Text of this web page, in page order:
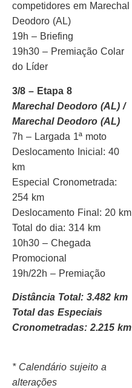
competidores em Marechal
Deodoro (AL)
19h – Briefing
19h30 – Premiação Colar
do Líder
3/8 – Etapa 8
Marechal Deodoro (AL) /
Marechal Deodoro (AL)
7h – Largada 1ª moto
Deslocamento Inicial: 40
km
Especial Cronometrada:
254 km
Deslocamento Final: 20 km
Total do dia: 314 km
10h30 – Chegada
Promocional
19h/22h – Premiação
Distância Total: 3.482 km
Total das Especiais
Cronometradas: 2.215 km
* Calendário sujeito a
alterações